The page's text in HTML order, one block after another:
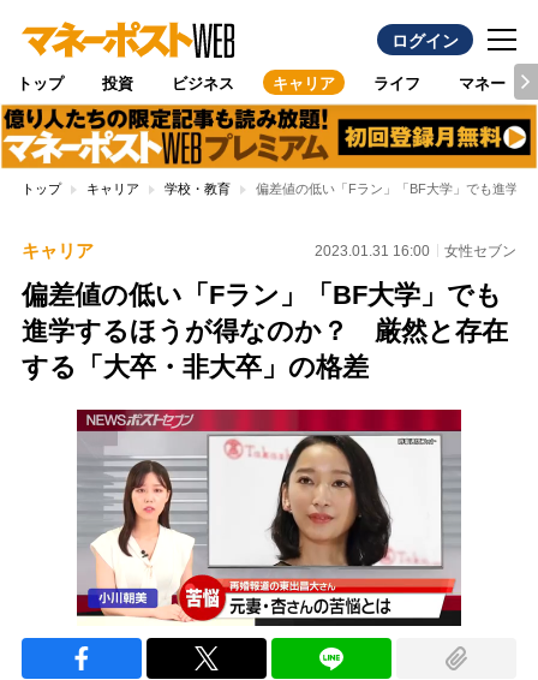
ログイン
トップ 投資 ビジネス キャリア ライフ マネー
トップ キャリア 学校・教育 偏差値の低い「Fラン」「BF大学」でも進学
キャリア 2023.01.31 16:00 女性セブン
偏差値の低い「Fラン」「BF大学」でも
進学するほうが得なのか？ 厳然と存在
する「大卒・非大卒」の格差